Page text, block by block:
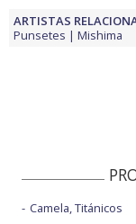
ARTISTAS
Punsetes
Mishima
Camela, Titánicos